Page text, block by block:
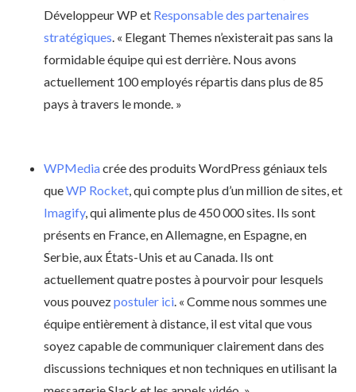
Développeur WP et Responsable des partenaires
stratégiques . « Elegant Themes n’existerait pas sans la
formidable équipe qui est derrière. Nous avons
actuellement 100 employés répartis dans plus de 85
pays à travers le monde. »
WPMediacrée des produits WordPress géniaux tels
queWP Rocket, qui compte plus d’un million de sites, et
Imagify, qui alimente plus de 450 000 sites. Ils sont
présents en France, en Allemagne, en Espagne, en
Serbie, aux États-Unis et au Canada. Ils ont
actuellement quatre postes à pourvoir pour lesquels
vous pouvezpostuler ici. « Comme nous sommes une
équipe entièrement à distance, il est vital que vous
soyez capable de communiquer clairement dans des
discussions techniques et non techniques en utilisant la